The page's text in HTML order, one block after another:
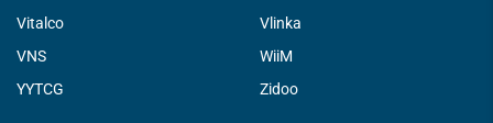
Vitalco
Vlinka
VNS
WiiM
YYTCG
Zidoo